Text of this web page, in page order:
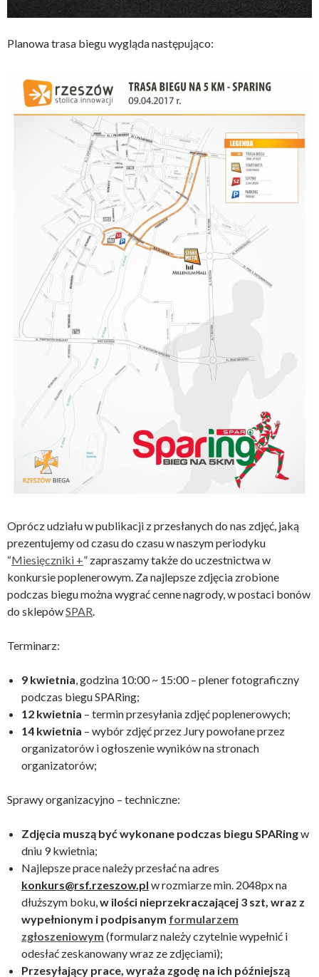
Planowa trasa biegu wygląda następująco:
Oprócz udziału w publikacji z przesłanych do nas zdjęć, jaką
prezentujemy od czasu do czasu w naszym periodyku
“Miesięczniki +” zapraszamy także do uczestnictwa w
konkursie poplenerowym. Za najlepsze zdjęcia zrobione
podczas biegu można wygrać cenne nagrody, w postaci bonów
do sklepówSPAR.
Terminarz:
9 kwietnia, godzina 10:00 ~ 15:00 – plener fotograficzny
podczas biegu SPARing;
12 kwietnia – termin przesyłania zdjęć poplenerowych;
14 kwietnia – wybór zdjęć przez Jury powołane przez
organizatorów i ogłoszenie wyników na stronach
organizatorów;
Sprawy organizacyjno – techniczne:
Zdjęcia muszą być wykonane podczas biegu SPARingw
dniu 9 kwietnia;
Najlepsze prace należy przesłać na adres
konkurs@rsf.rzeszow.pl w rozmiarze min. 2048px na
dłuższym boku,w ilości nieprzekraczającej 3 szt, wraz z
wypełnionym i podpisanym formularzem
zgłoszeniowym (formularz należy czytelnie wypełnić i
odesłać zeskanowany wraz ze zdjęciami);
Przesyłający prace, wyraża zgodę na ich późniejszą